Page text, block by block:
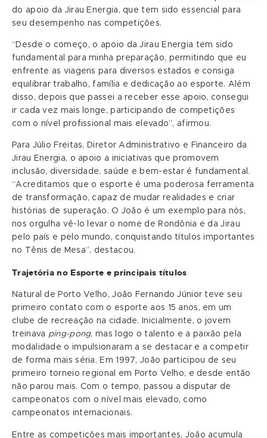
do apoio da Jirau Energia, que tem sido essencial para
seu desempenho nas competições.
“Desde o começo, o apoio da Jirau Energia tem sido
fundamental para minha preparação, permitindo que eu
enfrente as viagens para diversos estados e consiga
equilibrar trabalho, família e dedicação ao esporte. Além
disso, depois que passei a receber esse apoio, consegui
ir cada vez mais longe, participando de competições
com o nível profissional mais elevado”, afirmou.
Para Júlio Freitas, Diretor Administrativo e Financeiro da
Jirau Energia, o apoio a iniciativas que promovem
inclusão, diversidade, saúde e bem-estar é fundamental.
“Acreditamos que o esporte é uma poderosa ferramenta
de transformação, capaz de mudar realidades e criar
histórias de superação. O João é um exemplo para nós,
nos orgulha vê-lo levar o nome de Rondônia e da Jirau
pelo país e pelo mundo, conquistando títulos importantes
no Tênis de Mesa”, destacou.
Trajetória no Esporte e principais títulos
Natural de Porto Velho, João Fernando Júnior teve seu
primeiro contato com o esporte aos 15 anos, em um
clube de recreação na cidade. Inicialmente, o jovem
treinava ping-pong, mas logo o talento e a paixão pela
modalidade o impulsionaram a se destacar e a competir
de forma mais séria. Em 1997, João participou de seu
primeiro torneio regional em Porto Velho, e desde então
não parou mais. Com o tempo, passou a disputar de
campeonatos com o nível mais elevado, como
campeonatos internacionais.
Entre as competições mais importantes, João acumula